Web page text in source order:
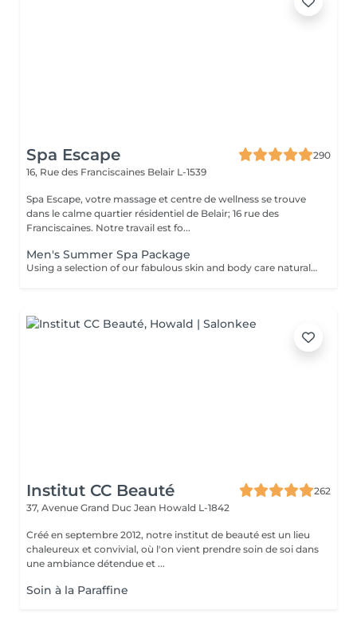
Spa Escape
290
16, Rue des Franciscaines Belair L-1539
Spa Escape, votre massage et centre de wellness se trouve
dans le calme quartier résidentiel de Belair; 16 rue des
Franciscaines. Notre travail est fo...
Men's Summer Spa Package
Using a selection of our fabulous skin and body care natural and organic products, we provide you with a Kanzu foot bath and massage while you sip on a thyme and cucumber Sparkling Water concoction (optional). Then feel the tension and stress melt away from your face, neck, shoulders and scalp as you lay back and experience an upper body massage followed by an intoxicating, hot-towel face treatment ending with a calming hair and scalp massage.
Institut CC Beauté
262
37, Avenue Grand Duc Jean Howald L-1842
Créé en septembre 2012, notre institut de beauté est un lieu
chaleureux et convivial, où l'on vient prendre soin de soi dans
une ambiance détendue et ...
Soin à la Paraffine